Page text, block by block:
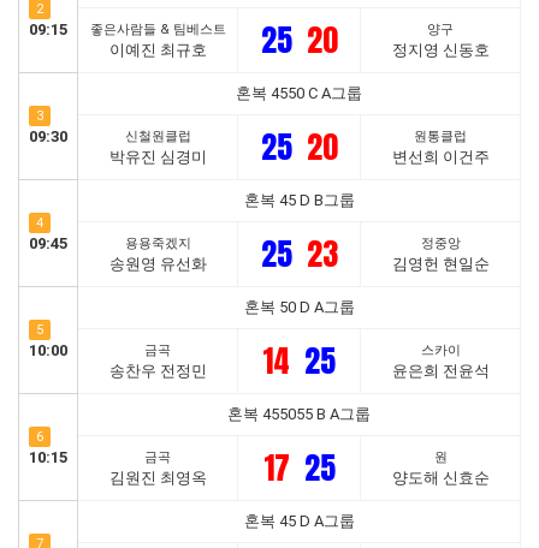
2
09:15 좋은사람들 & 팀베스트
이예진 최규호 25 20 양구
정지영 신동호
3
09:30
혼복 4550 C A그룹
신철원클럽
박유진 심경미 25 20 원통클럽
변선희 이건주
4
09:45
혼복 45 D B그룹
용용죽겠지
송원영 유선화 25 23 정중앙
김영헌 현일순
5
10:00
혼복 50 D A그룹
금곡
송찬우 전정민 14 25 스카이
윤은희 전윤석
6
10:15
혼복 455055 B A그룹
금곡
김원진 최영옥 17 25 원
양도해 신효순
7
혼복 45 D A그룹